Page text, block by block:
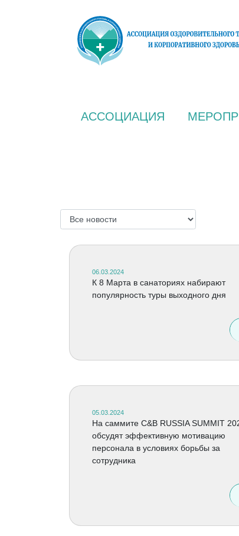
АССОЦИАЦИЯ
06.03.2024
К 8 Марта в санаториях набирают
популярность туры выходного дня
05.03.2024
На саммите C&B RUSSIA SUMMIT
обсудят эффективную мотивацию
персонала в условиях борьбы за
сотрудника